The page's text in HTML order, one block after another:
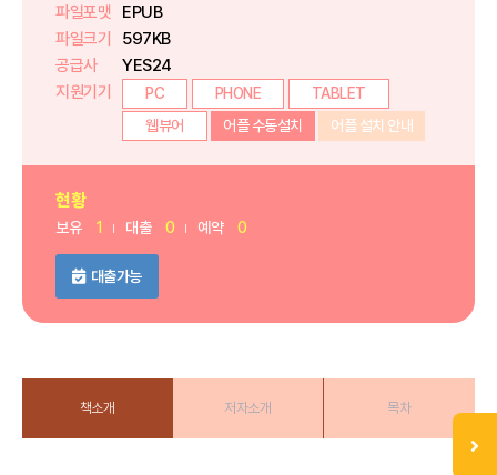
파일포맷
EPUB
파일크기
597KB
공급사
YES24
지원기기
PC PHONE
TABLET
웹뷰어
어플 수동설치 어플 설치 안내
현황
보유 1 대출 0 예약 0
대출가능
책소개 저자소개 목차